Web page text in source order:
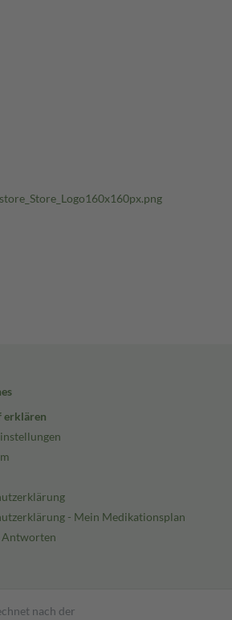
- Mein Medikationsplan
Antworten
nach der